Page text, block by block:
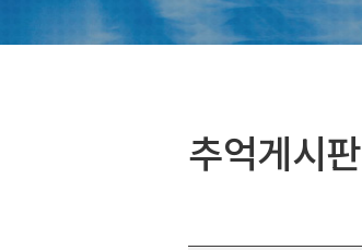
추억게시판